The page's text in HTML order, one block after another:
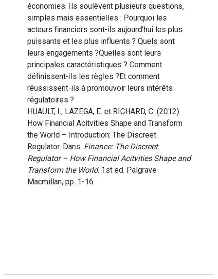
économies. Ils soulèvent plusieurs questions,
simples mais essentielles : Pourquoi les
acteurs financiers sont-ils aujourd’hui les plus
puissants et les plus influents ? Quels sont
leurs engagements ?Quelles sont leurs
principales caractéristiques ? Comment
définissent-ils les règles ?Et comment
réussissent-ils à promouvoir leurs intérêts
régulatoires ?
HUAULT, I., LAZEGA, E. et RICHARD, C. (2012).
How Financial Acitvities Shape and Transform
the World – Introduction: The Discreet
Regulator. Dans: Finance: The Discreet
Regulator – How Financial Acitvities Shape and
Transform the World. 1st ed. Palgrave
Macmillan, pp. 1-16.